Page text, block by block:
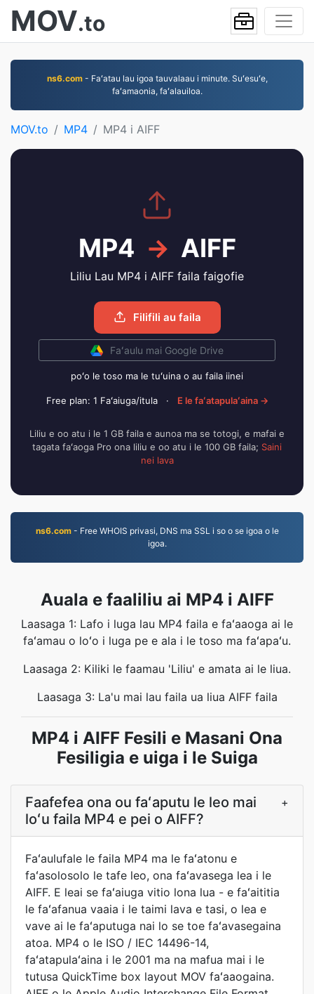
MOV.to
ns6.com- Faʻatau lau igoa tauvalaau i minute. Suʻesuʻe,
faʻamaonia, faʻalauiloa.
MOV.to MP4 MP4 i AIFF
MP4 → AIFF
Liliu Lau MP4 i AIFF faila faigofie
Filifili au faila
Faʻaulu mai Google Drive
poʻo le toso ma le tuʻuina o au faila iinei
Free plan: 1 Faʻaiuga/itula · E le faʻatapulaʻaina →
Liliu e oo atu i le 1 GB faila e aunoa ma se totogi, e mafai e
tagata faʻaoga Pro ona liliu e oo atu i le 100 GB faila; Saini
nei lava
ns6.com- Free WHOIS privasi, DNS ma SSL i so o se igoa o le
igoa.
Auala e faaliliu ai MP4 i AIFF
Laasaga 1: Lafo i luga lau MP4 faila e faʻaaoga ai le
faʻamau o loʻo i luga pe e ala i le toso ma faʻapaʻu.
Laasaga 2: Kiliki le faamau 'Liliu' e amata ai le liua.
Laasaga 3: La'u mai lau faila ua liua AIFF faila
MP4 i AIFF Fesili e Masani Ona
Fesiligia e uiga i le Suiga
Faafefea ona ou faʻaputu le leo mai
loʻu faila MP4 e pei o AIFF?
+
Faʻaulufale le faila MP4 ma le faʻatonu e
faʻasolosolo le tafe leo, ona faʻavasega lea i le
AIFF. E leai se faʻaiuga vitio lona lua - e faʻaititia
le faʻafanua vaaia i le taimi lava e tasi, o lea e
vave ai le faʻaputuga nai lo se toe faʻavasegaina
atoa. MP4 o le ISO / IEC 14496-14,
faʻatapulaʻaina i le 2001 ma na mafua mai i le
tutusa QuickTime box layout MOV faʻaaogaina.